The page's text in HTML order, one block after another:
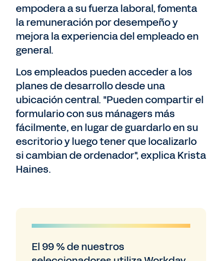
empodera a su fuerza laboral, fomenta
la remuneración por desempeño y
mejora la experiencia del empleado en
general.
Los empleados pueden acceder a los
planes de desarrollo desde una
ubicación central. "Pueden compartir el
formulario con sus mánagers más
fácilmente, en lugar de guardarlo en su
escritorio y luego tener que localizarlo
si cambian de ordenador", explica Krista
Haines.
El 99 % de nuestros